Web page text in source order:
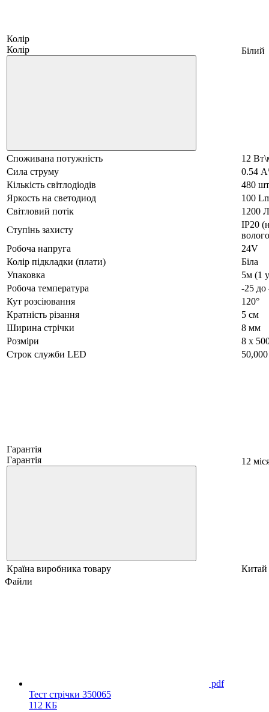
Колір
Колір
Білий
Споживана потужність
12
Сила струму
0.54
Кількість світлодіодів
480
Яркость на светодиод
100
Світловий потік
1200
Ступінь захисту
IP20
Робоча напруга
24V
Колір підкладки (плати)
Біла
Упаковка
5м (1
Робоча температура
-25 до
Кут розсіювання
120°
Кратність різання
5 см
Ширина стрічки
8 мм
Розміри
8 х
Строк служби LED
Гарантія
Гарантія
12
Країна виробника товару
Китай
Файли
pdf
Тест стрічки 350065
112 КБ